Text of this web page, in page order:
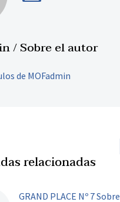
/ Sobre el autor
de MOFadmin
relacionadas
GRAND PLACE Nº 7 Sobre